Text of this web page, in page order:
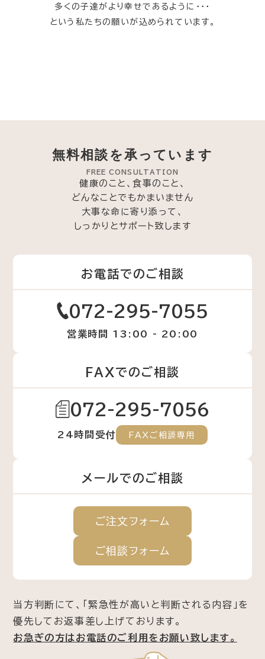
多くの子達がより幸せであるように・・・
という私たちの願いが込められています。
無料相談を承っています
FREE CONSULTATION
健康のこと、食事のこと、
どんなことでもかまいません
大事な命に寄り添って、
しっかりとサポート致します
お電話でのご相談
072-295-7055
営業時間 13:00 - 20:00
FAXでのご相談
072-295-7056
24時間受付 FAXご相談専用
メールでのご相談
ご注文フォーム
ご相談フォーム
当方判断にて、「緊急性が高いと判断される内容」を
優先してお返事差し上げております。
お急ぎの方はお電話のご利用をお願い致します。